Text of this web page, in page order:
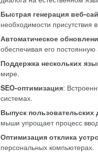
Быстрая генерация веб-
необходимости присутствия
Автоматическое
обеспечивая его постоянную
Поддержка нескольких
мире.
SEO-оптимизация:
системах.
Выпуск
мыши упрощает процесс
Оптимизация отклика
персональных компьютерах.